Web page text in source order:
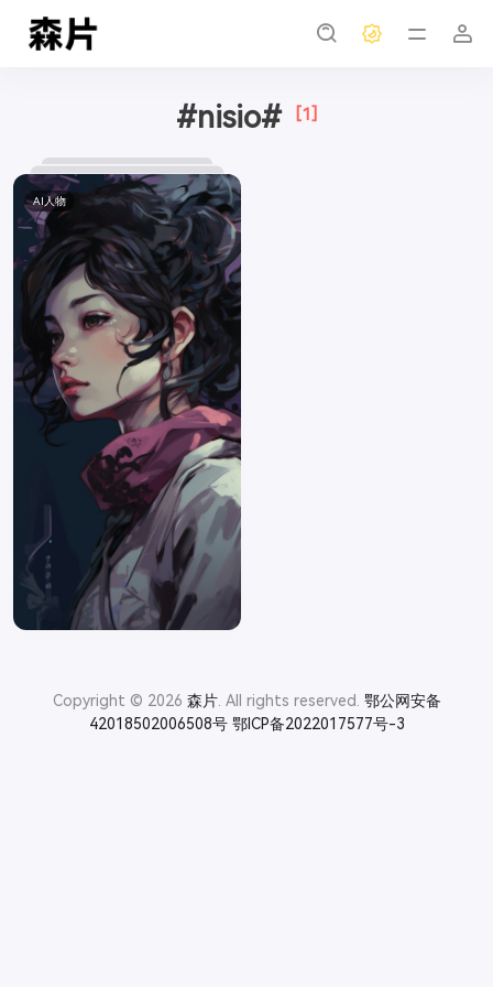
#nisio# [1]
AI人物
Copyright © 2026 森片. All rights reserved. 鄂公网安备
42018502006508号 鄂ICP备2022017577号-3